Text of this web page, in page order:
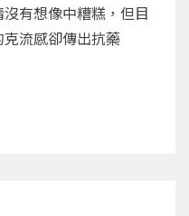
有想像中糟糕，但目
流感卻傳出抗藥